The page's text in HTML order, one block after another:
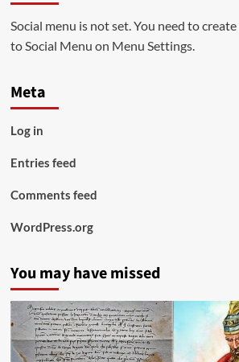
Social menu is not set. You need to
to Social Menu on Menu Settings.
Meta
Log in
Entries feed
Comments feed
WordPress.org
You may have missed